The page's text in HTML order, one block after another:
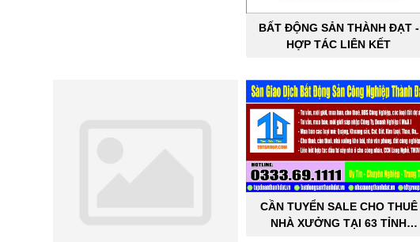
BẤT ĐỘNG SẢN THÀNH ĐẠT -
HỢP TÁC LIÊN KẾT
CẦN TUYỂN SALE CHO THUÊ
NHÀ XƯỞNG TẠI 63 TỈNH